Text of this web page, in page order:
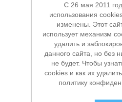
Станки и
Заказной номер
В
Добавить в список
C 26 мая 2011
использования
изменены. Этот
использует механизм
удалить и
данного сайта, но без
не будет. Чтобы
cookies и как их
политику